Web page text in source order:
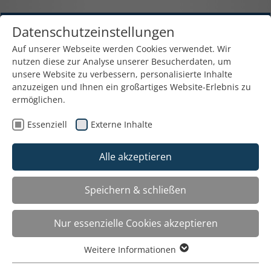
Verleih und Verkauf von
Präsentationstechniken
Friesplatz 6a - 81827 München - 089 / 43 90 90 45
Fax: 089 / 439 090 46 - E-Mail:
info@verleihhaus.de
Der Mietpool
Toggle
LCD-TFT
Datenschutzeinstellungen
Auf unserer Webseite werden Cookies verwendet. Wir
nutzen diese zur Analyse unserer Besucherdaten, um
unsere Website zu verbessern, personalisierte Inhalte
anzuzeigen und Ihnen ein großartiges Website-Erlebnis zu
ermöglichen.
Essenziell Externe Inhalte
Alle akzeptieren
Speichern & schließen
Nur essenzielle Cookies akzeptieren
Weitere Informationen